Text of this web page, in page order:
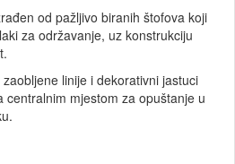
od pažljivo biranih štofova koji
za održavanje, uz konstrukciju
zaobljene linije i dekorativni jastuci
centralnim mjestom za opuštanje u